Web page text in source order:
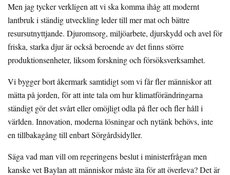
Men jag tycker verkligen att vi ska komma ihåg att modernt
lantbruk i ständig utveckling leder till mer mat och bättre
resursutnyttjande. Djuromsorg, miljöarbete, djurskydd och avel för
friska, starka djur är också beroende av det finns större
produktionsenheter, liksom forskning och försöksverksamhet.
Vi bygger bort åkermark samtidigt som vi får fler människor att
mätta på jorden, för att inte tala om hur klimatförändringarna
ständigt gör det svårt eller omöjligt odla på fler och fler håll i
världen. Innovation, moderna lösningar och nytänk behövs, inte
en tillbakagång till enbart Sörgårdsidyller.
Säga vad man vill om regeringens beslut i ministerfrågan men
kanske vet Baylan att människor måste äta för att överleva? Det är